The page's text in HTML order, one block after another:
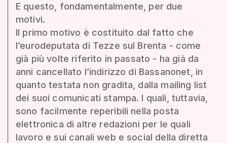
E questo, fondamentalmente, per due
motivi.
Il primo motivo è costituito dal fatto che
l’eurodeputata di Tezze sul Brenta - come
già più volte riferito in passato - ha già da
anni cancellato l’indirizzo di Bassanonet, in
quanto testata non gradita, dalla mailing list
dei suoi comunicati stampa. I quali, tuttavia,
sono facilmente reperibili nella posta
elettronica di altre redazioni per le quali
lavoro e sui canali web e social della diretta